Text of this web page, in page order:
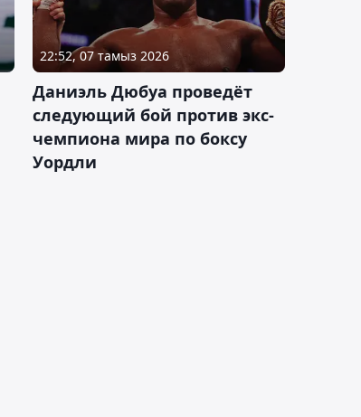
22:52, 07 тамыз 2026
Даниэль Дюбуа проведёт
следующий бой против экс-
чемпиона мира по боксу
Уордли